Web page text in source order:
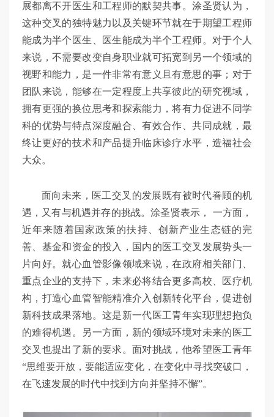
展都离不开医生和工程师的默契共事。涂圣贤认为，
这种交叉的独特魅力以及关键环节就在于期望工程师
能成为半个医生、医生能成为半个工程师。对于个人
来说，不需要改变自身职业就可拓宽到另一个领域的
视野和能力，是一件非常有意义且有意思的事；对于
团队来说，能够在一定程度上共享彼此的研究视域，
拥有更强的换位思考和探索能力，将有力促进不同学
科的优势与特点深度融合、有效合作、共同成就，最
终让更好的技术和产品提升临床诊疗水平，造福社会
大众。
面向未来，医工交叉的发展既有被时代眷顾的机
遇，又有与机遇并存的挑战。涂圣贤表示， 一方面，
近年来随着国家政策的扶持、创新产业生态链的完
善、基金和资金的投入，国内的医工交叉发展势头一
片向好。就心血管影像领域来说，在政府相关部门、
重点企业的支持下，未来必将结合更多高校、医疗机
构，打造心血管智能精准介入创新转化平台，促进创
新科技成果落地。这是新一代医工青年实现理想抱负
的难得机遇。另一方面，新的领域环境对未来的医工
交叉也提出了新的要求。面对挑战，他希望医工青年
“思维要开放，要能适应变化，在变化中寻找突破口，
在飞速发展的时代中找到方向并坚持不懈”。